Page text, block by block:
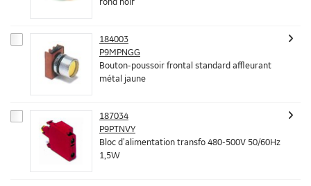
rond noir
184003
P9MPNGG
Bouton-poussoir frontal standard affleurant
métal jaune
187034
P9PTNVY
Bloc d’alimentation transfo 480-500V 50/60Hz
1,5W